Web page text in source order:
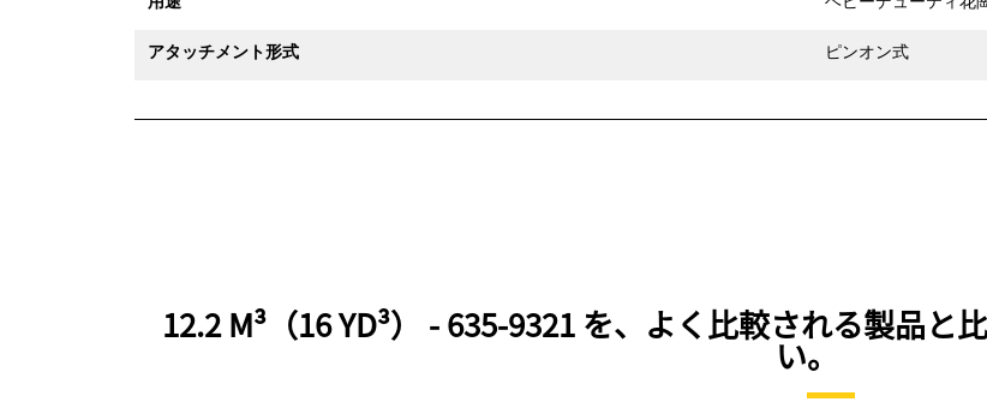
アタッチメント形式 ピンオン式
12.2 M³（16 YD³） - 635-9321 を、よく比較される製品と
い。